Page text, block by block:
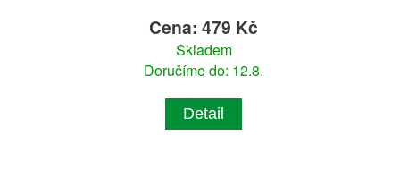
Cena: 479 Kč
Skladem
Doručíme do: 12.8.
Detail